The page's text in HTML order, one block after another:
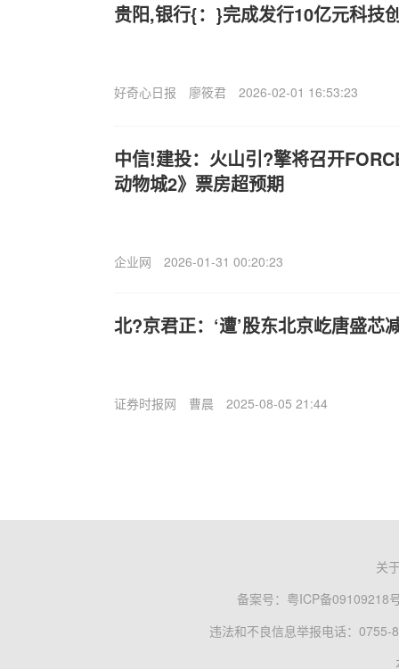
贵阳,银行{：}完成发行10亿元科技
好奇心日报 廖筱君 2026-02-01 16:53:23
中信!建投：火山引?擎将召开
动物城2》票房超预期
企业网 2026-01-31 00:20:23
北?京君正：‘遭’股东北京屹唐盛芯
证券时报网 曹晨 2025-08-05 21:44
关
备案号： 粤ICP备09109218
违法和不良信息举报电话：0755-